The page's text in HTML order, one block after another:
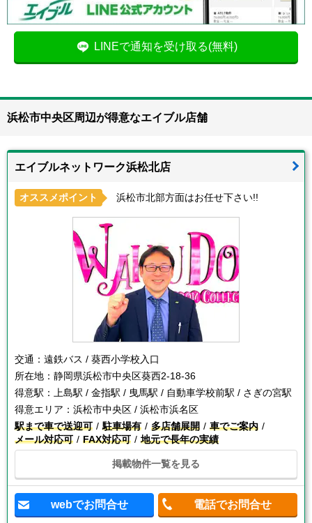
LINEで通知を受け取る(無料)
浜松市中央区周辺が得意なエイブル店舗
エイブルネットワーク浜松北店
オススメポイント 浜松市北部方面はお任せ下さい!!
交通： 遠鉄バス / 葵西小学校入口
所在地： 静岡県浜松市中央区葵西2-18-36
得意駅： 上島駅 / 金指駅 / 曳馬駅 / 自動車学校前駅 / さぎの宮駅
得意エリア： 浜松市中央区 / 浜松市浜名区
駅まで車で送迎可
駐車場有 多店舗展開
車でご案内
メール対応可
FAX対応可 地元で長年の実績
掲載物件一覧を見る
webでお問合せ 電話でお問合せ